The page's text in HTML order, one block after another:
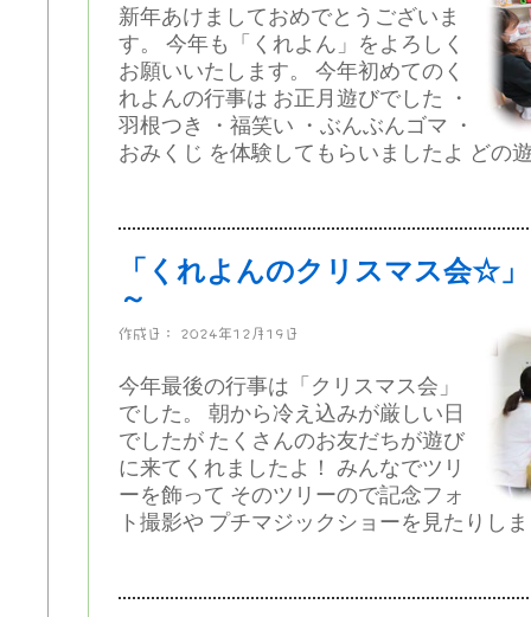
新年あけましておめでとうございま
す。 今年も「くれよん」をよろしく
お願いいたします。 今年初めてのく
れよんの行事は お正月遊びでした ・
羽根つき ・福笑い ・ぶんぶんゴマ ・
おみくじ を体験してもらいましたよ どの
「くれよんのクリスマス会☆
～
作成日： 2024年12月19日
今年最後の行事は「クリスマス会」
でした。 朝から冷え込みが厳しい日
でしたが たくさんのお友だちが遊び
に来てくれましたよ！ みんなでツリ
ーを飾って そのツリーので記念フォ
ト撮影や プチマジックショーを見たりし